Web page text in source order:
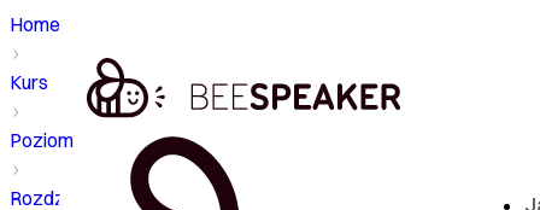
Home
Kurs
Poziom - A1
Rozdział